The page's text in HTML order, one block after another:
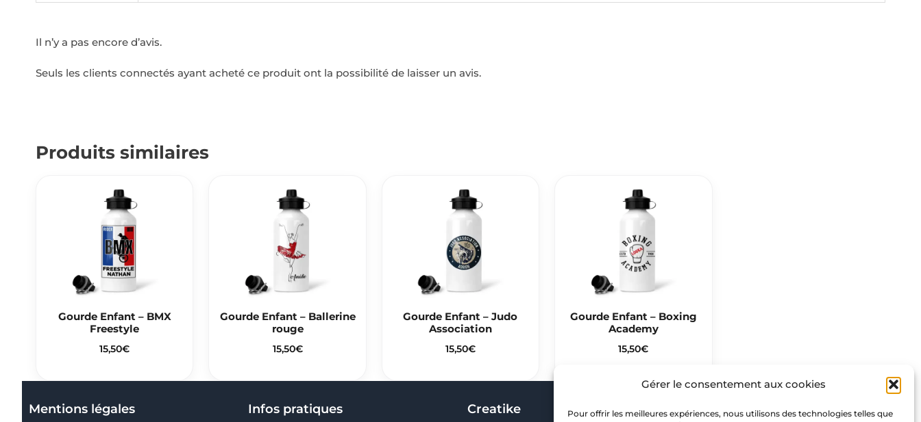
Gérer le consentement aux cookies
Pour offrir les meilleures expériences, nous utilisons des technologies telles que
Il n’y a pas encore d’avis.
Seuls les clients connectés ayant acheté ce produit ont la possibilité de laisser un avis.
Produits similaires
Gourde Enfant – BMX
Freestyle
15,50€
Gourde Enfant – Ballerine
rouge
15,50€
Gourde Enfant – Judo
Association
15,50€
Gourde Enfant – Boxing
Academy
15,50€
Mentions légales Infos pratiques Creatike Nous suivre